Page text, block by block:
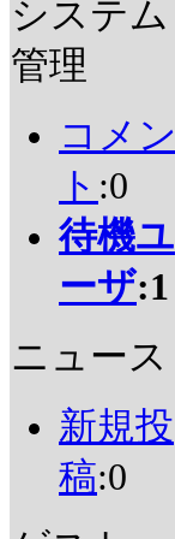
システム
管理
コメン
ト :0
待機ユ
ーザ:1
ニュース
新規投
稿:0